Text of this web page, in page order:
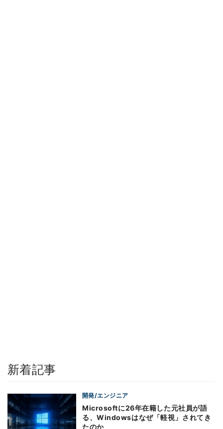
新着記事
開発/エンジニア
Microsoftに26年在籍した元社員が語
る、Windowsはなぜ「軽視」されてき
たのか